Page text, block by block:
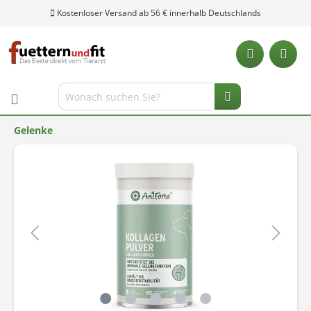
Kostenloser Versand ab 56 € innerhalb Deutschlands
Gelenke